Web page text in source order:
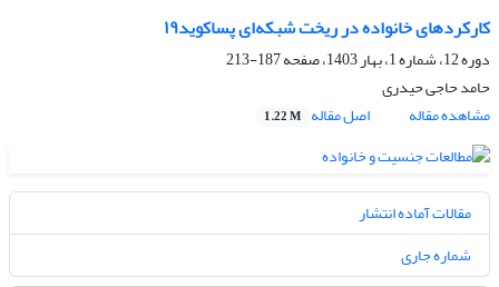
کارکردهای خانواده در ریخت شبکه‌ای پساکوید۱۹
دوره 12، شماره 1، بهار 1403، صفحه
187-213
حامد حاجی حیدری
مشاهده مقاله
اصل مقاله 1.22 M
مقالات آماده انتشار
شماره جاری